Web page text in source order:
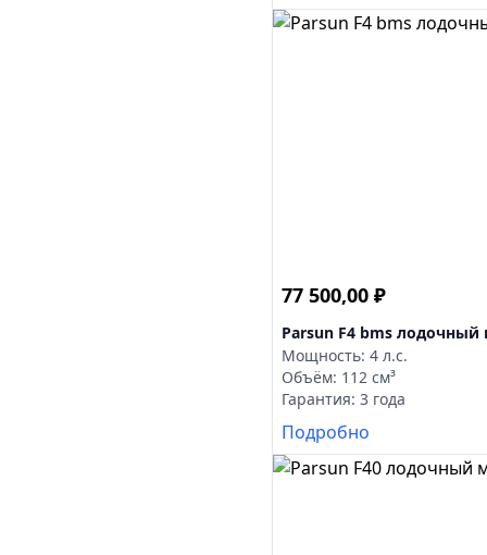
77 500,00 ₽
Parsun F4 bms лодочный
Мощность: 4 л.с.
Объём: 112 см³
Гарантия: 3 года
Подробно